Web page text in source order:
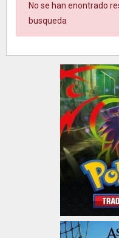
No se han enontrado
busqueda